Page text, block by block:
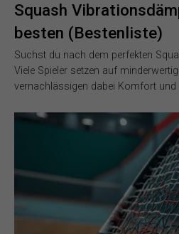
Squash
besten (Bestenliste)
Suchst du nach dem perfekten
Viele Spieler setzen auf
vernachlässigen dabei Komfort und